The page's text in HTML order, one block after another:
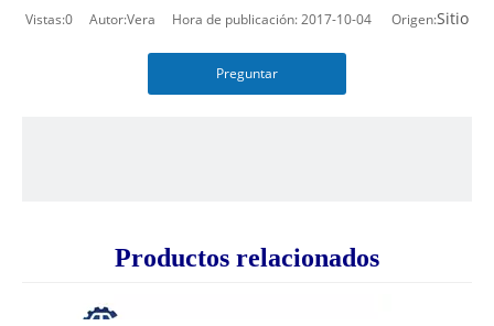
Vistas:0 Autor:Vera Hora de publicación: 2017-10-04 Origen:Sitio
Preguntar
Productos relacionados